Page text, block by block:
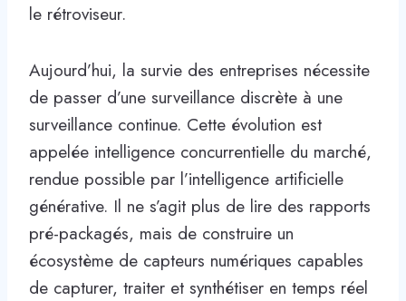
le rétroviseur.
Aujourd’hui, la survie des entreprises nécessite
de passer d’une surveillance discrète à une
surveillance continue. Cette évolution est
appelée intelligence concurrentielle du marché,
rendue possible par l’intelligence artificielle
générative. Il ne s’agit plus de lire des rapports
pré-packagés, mais de construire un
écosystème de capteurs numériques capables
de capturer, traiter et synthétiser en temps réel